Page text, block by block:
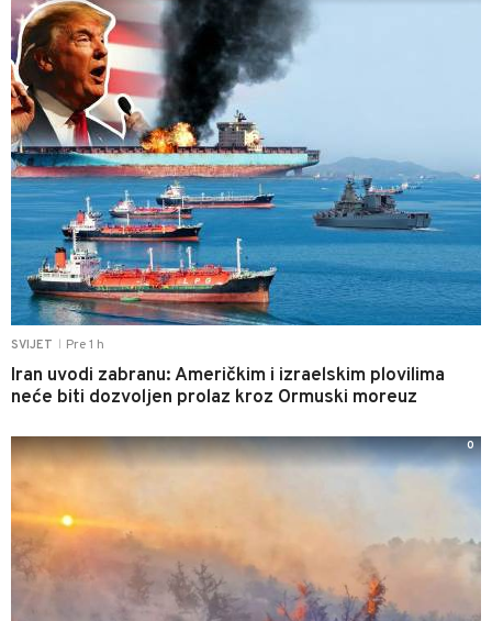
SVIJET Pre 1 h
Iran uvodi zabranu: Američkim i izraelskim plovilima
neće biti dozvoljen prolaz kroz Ormuski moreuz
0